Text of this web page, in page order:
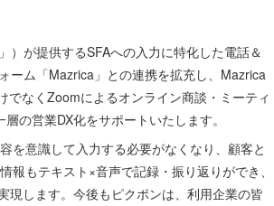
が提供するSFAへの入力に特化した電話＆
ーム「Mazrica」との連携を拡充し、Mazrica
なくZoomによるオンライン商談・ミーティ
の営業DX化をサポートいたします。
を意識して入力する必要がなくなり、顧客と
もテキスト×音声で記録・振り返りができ、
現します。今後もピクポンは、利用企業の皆